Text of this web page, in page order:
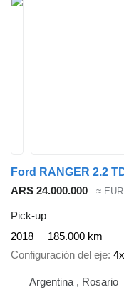
Ford RANGER 2.2
ARS 24.000.000
≈
Pick-up
2018
185.000 km
Configuración del eje
Argentina , Rosario